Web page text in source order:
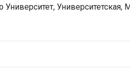
Университетская,